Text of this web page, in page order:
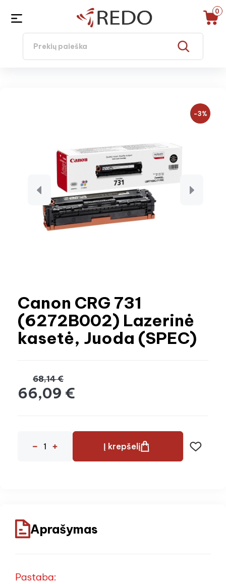
0
−3%
Canon CRG 731
(6272B002) Lazerinė
kasetė, Juoda (SPEC)
68,14 €
66,09 €
Į krepšelį
Aprašymas
Pastaba: